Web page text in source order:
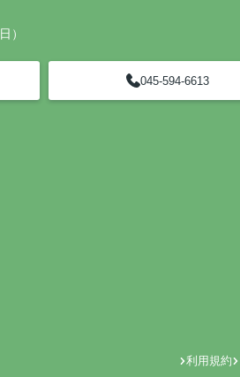
）
045-594-6613
利用規約